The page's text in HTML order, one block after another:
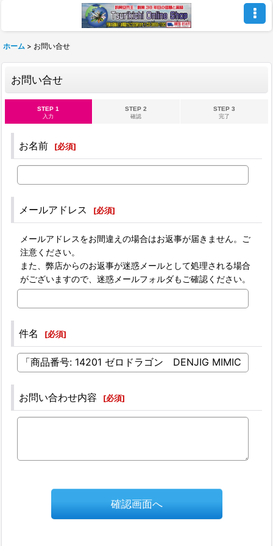
ホーム > お問い合せ
お問い合せ
STEP 1
入力
STEP 2
確認
STEP 3
完了
お名前 [必須]
メールアドレス [必須]
メールアドレスをお間違えの場合はお返事が届きません。ご
注意ください。
また、弊店からのお返事が迷惑メールとして処理される場合
がございますので、迷惑メールフォルダもご確認ください。
件名 [必須]
お問い合わせ内容 [必須]
確認画面へ